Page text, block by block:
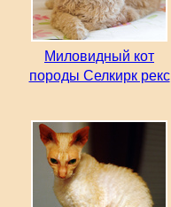
Миловидный кот
породы Селкирк рекс